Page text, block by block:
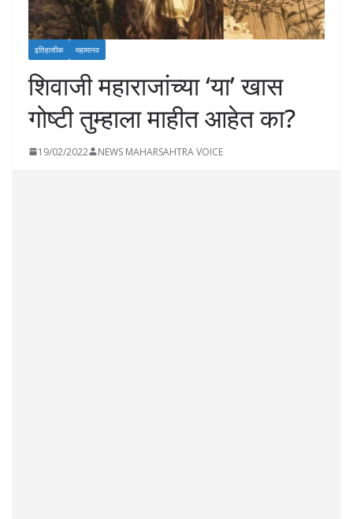
इतिहासीक महामानव
शिवाजी महाराजांच्या ‘या’ खास
गोष्टी तुम्हाला माहीत आहेत का?
19/02/2022 NEWS MAHARSAHTRA VOICE